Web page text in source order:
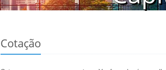
Cotação